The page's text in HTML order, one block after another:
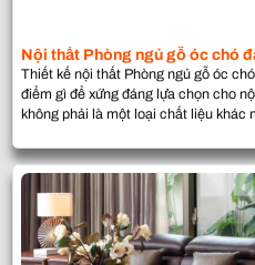
Nội thất Phòng ngủ gỗ óc chó
Thiết kế nội thất Phòng ngủ gỗ óc
điểm gì để xứng đáng lựa chọn cho
không phải là một loại chất liệu khác